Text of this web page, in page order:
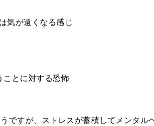
気が遠くなる感じ
ことに対する恐怖
すが、ストレスが蓄積してメンタル